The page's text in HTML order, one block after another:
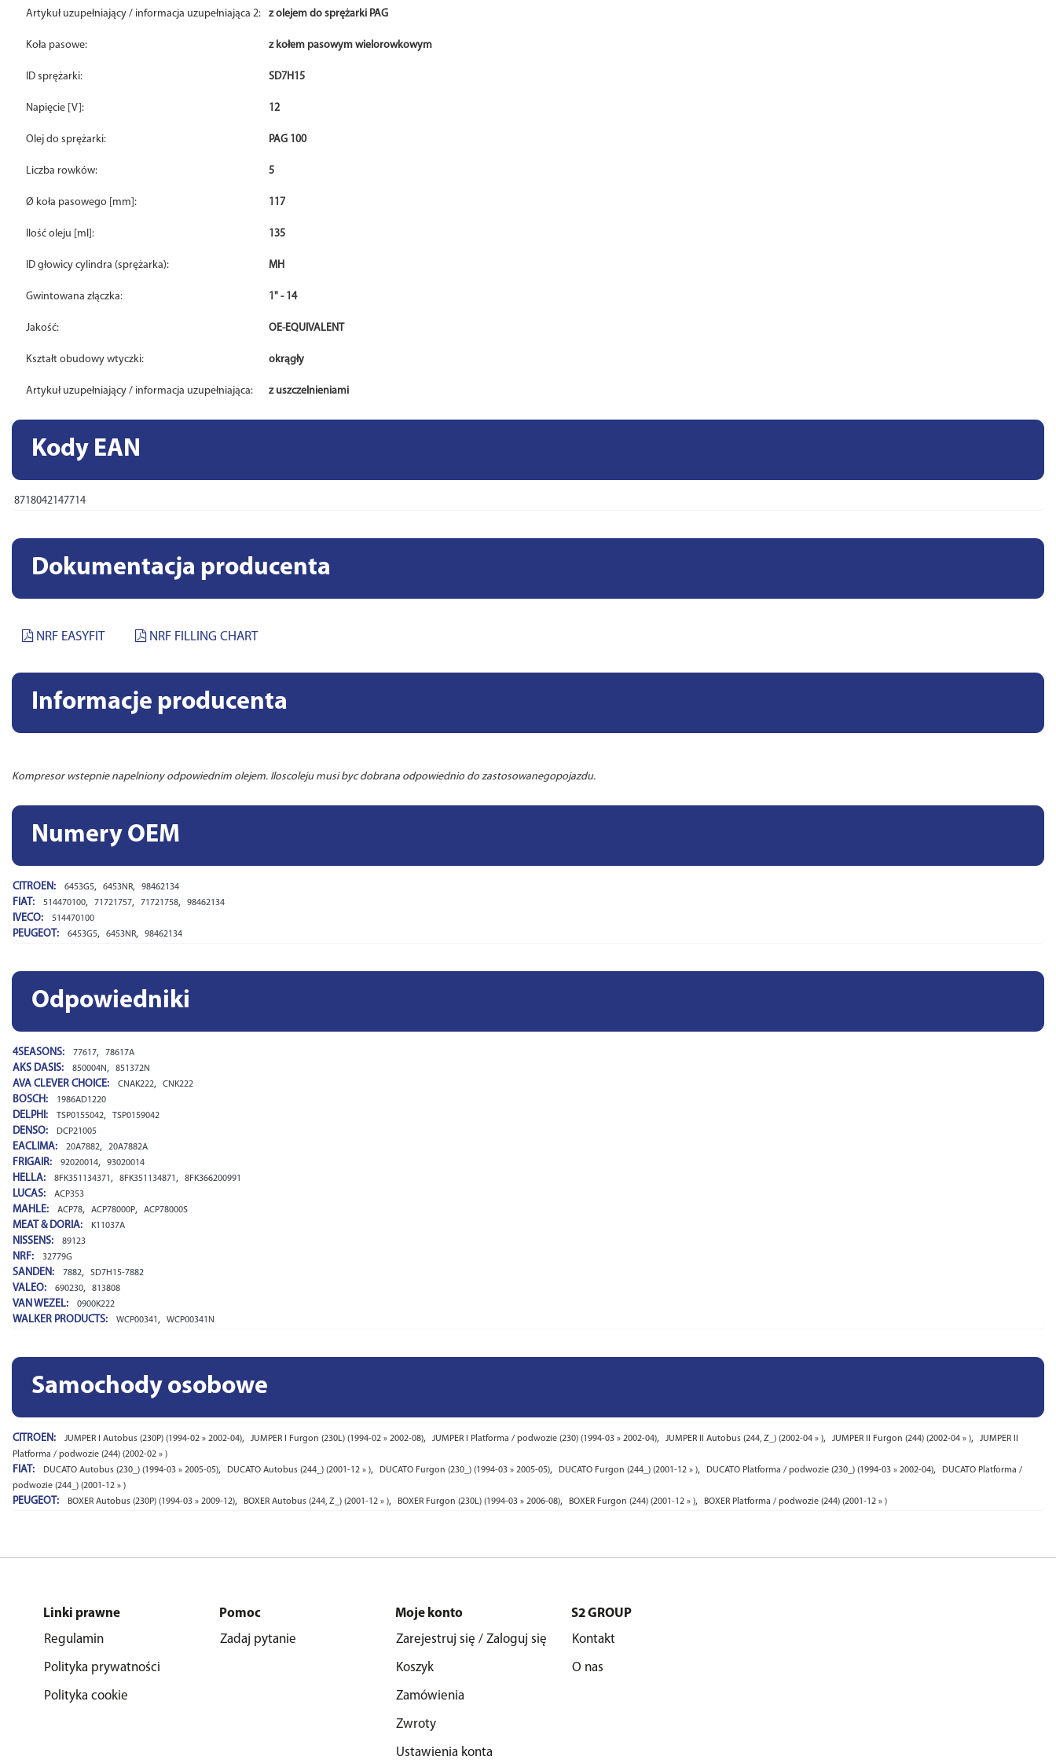
Artykuł uzupełniający / informacja uzupełniająca 2: z olejem do sprężarki PAG
Koła pasowe: z kołem pasowym wielorowkowym
ID sprężarki: SD7H15
Napięcie [V]: 12
Olej do sprężarki: PAG 100
Liczba rowków: 5
Ø koła pasowego [mm]: 117
Ilość oleju [ml]: 135
ID głowicy cylindra (sprężarka): MH
Gwintowana złączka: 1" - 14
Jakość: OE-EQUIVALENT
Kształt obudowy wtyczki: okrągły
Artykuł uzupełniający / informacja uzupełniająca: z uszczelnieniami
Kody EAN
8718042147714
Dokumentacja producenta
NRF EASYFIT NRF FILLING CHART
Informacje producenta
Kompresor wstepnie napelniony odpowiednim olejem. Iloscoleju musi byc dobrana odpowiednio do zastosowanegopojazdu.
Numery OEM
CITROEN: 6453G5, 6453NR, 98462134
FIAT: 514470100, 71721757, 71721758, 98462134
IVECO: 514470100
PEUGEOT: 6453G5, 6453NR, 98462134
Odpowiedniki
4SEASONS: 77617, 78617A
AKS DASIS: 850004N, 851372N
AVA CLEVER CHOICE: CNAK222, CNK222
BOSCH: 1986AD1220
DELPHI: TSP0155042, TSP0159042
DENSO: DCP21005
EACLIMA: 20A7882, 20A7882A
FRIGAIR: 92020014, 93020014
HELLA: 8FK351134371 , 8FK351134871 , 8FK366200991
LUCAS: ACP353
MAHLE: ACP78, ACP78000P, ACP78000S
MEAT & DORIA: K11037A
NISSENS: 89123
NRF: 32779G
SANDEN: 7882, SD7H15-7882
VALEO: 690230, 813808
VAN WEZEL: 0900K222
WALKER PRODUCTS: WCP00341 , WCP00341N
Samochody osobowe
CITROEN: JUMPER I Autobus (230P) (1994-02 » 2002-04), JUMPER I Furgon (230L) (1994-02 » 2002-08), JUMPER I Platforma / podwozie (230) (1994-03 » 2002-04), JUMPER II Autobus (244, Z_) (2002-04 » ), JUMPER II Furgon (244) (2002-04 » ),
JUMPER II
Platforma / podwozie (244) (2002-02 » )
FIAT: DUCATO Autobus (230_) (1994-03 » 2005-05), DUCATO Autobus (244_) (2001-12 » ), DUCATO Furgon (230_) (1994-03 » 2005-05), DUCATO Furgon (244_) (2001-12 » ), DUCATO Platforma / podwozie (230_) (1994-03 » 2002-04),
DUCATO Platforma /
podwozie (244_) (2001-12 » )
PEUGEOT: BOXER Autobus (230P) (1994-03 » 2009-12), BOXER Autobus (244, Z_) (2001-12 » ), BOXER Furgon (230L) (1994-03 » 2006-08), BOXER Furgon (244) (2001-12 » ), BOXER Platforma / podwozie (244) (2001-12 » )
Linki prawne
Regulamin
Polityka prywatności
Polityka cookie
Pomoc
Zadaj pytanie
Moje konto
Zarejestruj się / Zaloguj się
Koszyk
Zamówienia
Zwroty
Ustawienia konta
S2 GROUP
Kontakt
O nas